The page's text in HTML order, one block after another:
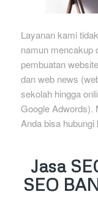
Layanan kami
namun mencakup
pembuatan
dan web news
sekolah hingga
Google Adwords).
Anda bisa
Jasa
SEO